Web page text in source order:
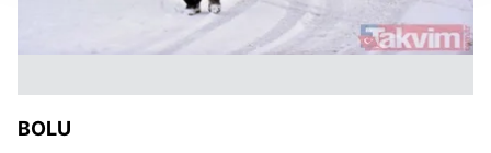
takdirde, kullanıcılara hedefli reklamlar
kullanılmaktadır. Bu çerezler vasıtasıyla çeşitli kişisel
BOLU